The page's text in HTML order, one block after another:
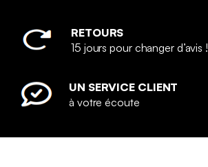
RETOURS
15 jours pour changer d’avis !
UN SERVICE CLIENT
à votre écoute